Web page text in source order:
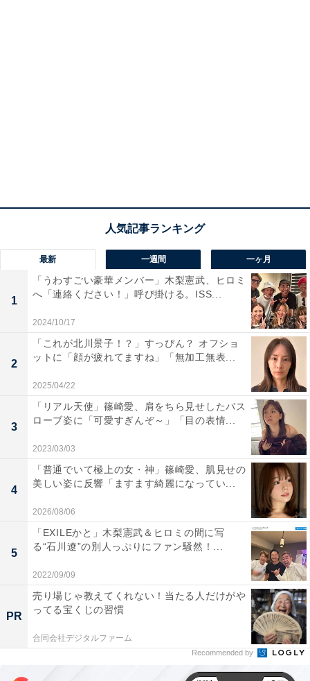
最新 一週間 一ヶ月
1
「うわすごい豪華メンバー」木梨憲武、ヒロミ
へ「連絡ください！」呼び掛ける。ISS...
2024/10/17
2
「これが北川景子！？」すっぴん？ オフショ
ットに「顔が疲れてますね」「無加工無表...
2025/04/22
3
「リアル天使」篠崎愛、肩をちら見せしたバス
ローブ姿に「可愛すぎんぞ～」「目の表情...
2023/03/03
4
「普通でいて極上の女・神」篠崎愛、肌見せの
美しい姿に反響「ますます綺麗になってい...
2026/08/06
5
「EXILEかと」木梨憲武＆ヒロミの間に写
る“石川遼”の別人っぷりにファン騒然！...
2022/09/09
PR
売り場じゃ教えてくれない！当たる人だけがや
ってる宝くじの習慣
合同会社デジタルファーム
Recommended by